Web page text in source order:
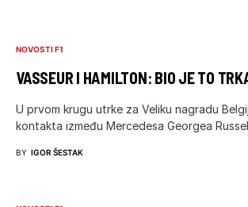
NOVOSTI F1
VASSEUR I HAMILTON: BIO JE TO
U prvom krugu utrke za Veliku nagradu
kontakta između Mercedesa Georgea
BY IGOR ŠESTAK